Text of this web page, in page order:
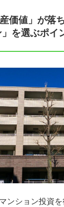
よ
リシー
ィポリシー
ィアポリシー
価値」が落
」を選ぶポイ
ンション投資